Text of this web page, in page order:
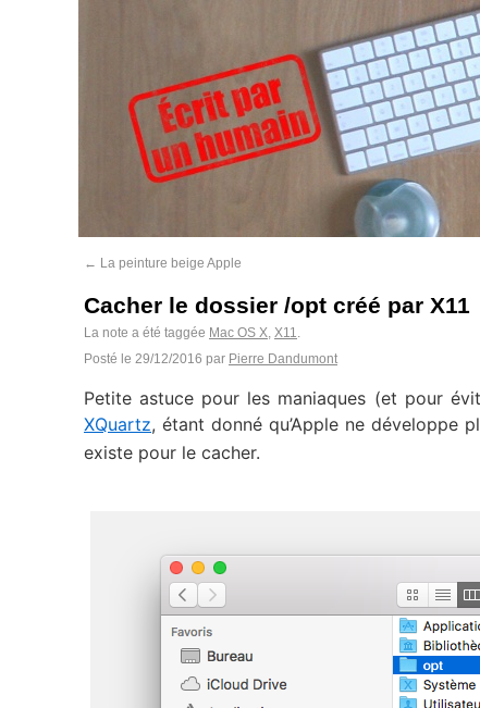
← La peinture beige Apple
Cacher le dossier /opt créé par X11
La note a été taggée Mac OS X, X11.
Posté le 29/12/2016 par Pierre Dandumont
Petite astuce pour les maniaques (et pour
XQuartz, étant donné qu’Apple ne développe
existe pour le cacher.